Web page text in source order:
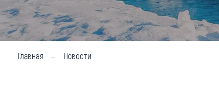
Топ
Главная Новости